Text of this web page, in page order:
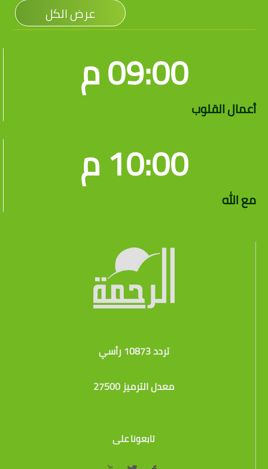
عرض الكل
09:00 م
أعمال القلوب
10:00 م
مع الله
تردد 10873 رأسي
معدل الترميز 27500
تابعونا على